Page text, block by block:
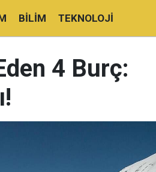
BILIM TEKNOLOJI
4 Burç: